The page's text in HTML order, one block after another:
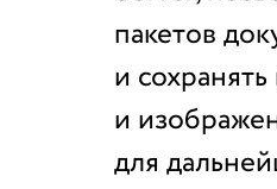
пакетов
и
и
для